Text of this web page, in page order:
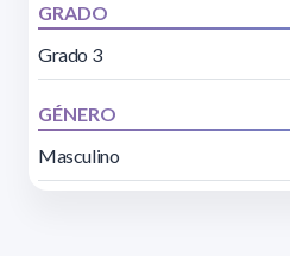
GRADO
Grado 3
GÉNERO
Masculino